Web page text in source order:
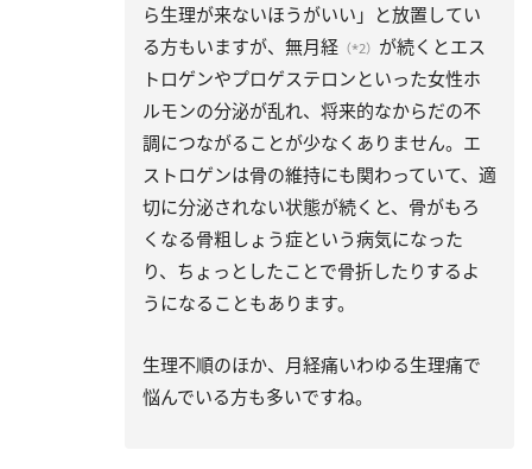
ら生理が来ないほうがいい」と放置してい
る方もいますが、無月経 （*2） が続くとエス
トロゲンやプロゲステロンといった女性ホ
ルモンの分泌が乱れ、将来的なからだの不
調につながることが少なくありません。エ
ストロゲンは骨の維持にも関わっていて、適
切に分泌されない状態が続くと、骨がもろ
くなる骨粗しょう症という病気になった
り、ちょっとしたことで骨折したりするよ
うになることもあります。
生理不順のほか、月経痛いわゆる生理痛で
悩んでいる方も多いですね。